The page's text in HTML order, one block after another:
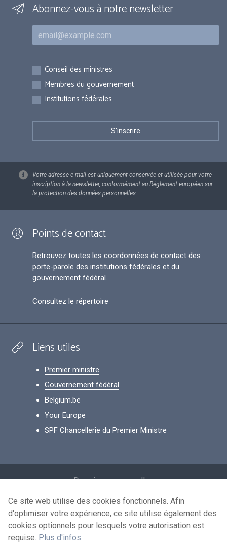
Abonnez-vous à notre newsletter
Courriel
Inscriptions
Conseil des ministres
Membres du gouvernement
Institutions fédérales
Votre adresse e-mail est uniquement conservée et utilisée pour votre
inscription à la newsletter, conformément au Règlement européen sur
la protection des données personnelles.
Points de contact
Retrouvez toutes les coordonnées de contact des
porte-parole des institutions fédérales et du
gouvernement fédéral.
Consultez le répertoire
Liens utiles
Premier ministre
Gouvernement fédéral
Belgium.be
Your Europe
SPF Chancellerie du Premier Ministre
Données personnelles
Conditions de réutilisation
Contactez-nous
Ce site web utilise des cookies fonctionnels. Afin
d'optimiser votre expérience, ce site utilise également des
cookies optionnels pour lesquels votre autorisation est
requise. Plus d'infos.